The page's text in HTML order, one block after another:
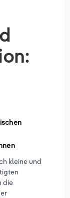
kleine und
die